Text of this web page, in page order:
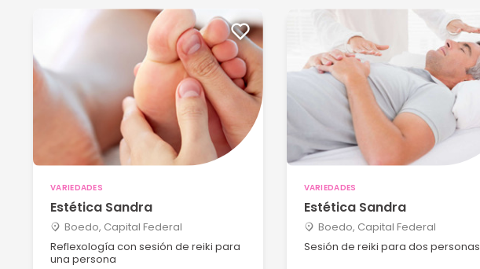
VARIEDADES
Estética Sandra
Boedo, Capital Federal
Reflexología con sesión de reiki para
una persona
VARIEDADES
Estética Sandra
Boedo, Capital Federal
Sesión de reiki para dos personas